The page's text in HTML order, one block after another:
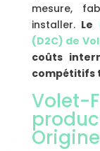
mesure,
installer.Le
(D2C) de
coûts
compétitifs